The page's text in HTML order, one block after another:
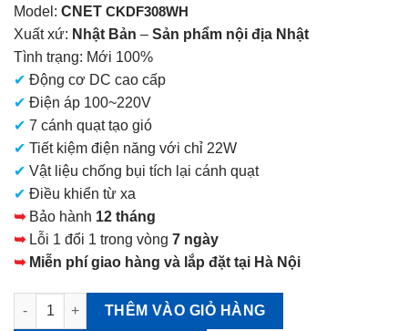
3.300.000 VNĐ.
hiện
tại
là:
2.950.000 VNĐ.
Model: CNET CKDF308WH
Xuất xứ: Nhật Bản – Sản phẩm nội địa Nhật
Tình trạng: Mới 100%
✔ Động cơ DC cao cấp
✔ Điện áp 100~220V
✔ 7 cánh quạt tạo gió
✔ Tiết kiệm điện năng với chỉ 22W
✔ Vật liệu chống bụi tích lại cánh quạt
✔ Điều khiển từ xa
➥Bảo hành 12 tháng
➥ Lỗi 1 đổi 1 trong vòng 7 ngày
➥Miễn phí giao hàng và lắp đặt tại Hà Nội
Quạt treo tường CNET CKDF308WH Động cơ DC số lượng
THÊM VÀO GIỎ HÀNG